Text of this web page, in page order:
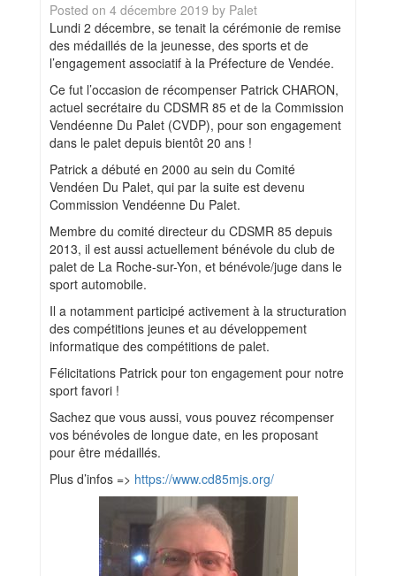
Posted on 4 décembre 2019 by Palet
Lundi 2 décembre, se tenait la cérémonie de remise
des médaillés de la jeunesse, des sports et de
l’engagement associatif à la Préfecture de Vendée.
Ce fut l’occasion de récompenser Patrick CHARON,
actuel secrétaire du CDSMR 85 et de la Commission
Vendéenne Du Palet (CVDP), pour son engagement
dans le palet depuis bientôt 20 ans !
Patrick a débuté en 2000 au sein du Comité
Vendéen Du Palet, qui par la suite est devenu
Commission Vendéenne Du Palet.
Membre du comité directeur du CDSMR 85 depuis
2013, il est aussi actuellement bénévole du club de
palet de La Roche-sur-Yon, et bénévole/juge dans le
sport automobile.
Il a notamment participé activement à la structuration
des compétitions jeunes et au développement
informatique des compétitions de palet.
Félicitations Patrick pour ton engagement pour notre
sport favori !
Sachez que vous aussi, vous pouvez récompenser
vos bénévoles de longue date, en les proposant
pour être médaillés.
Plus d’infos => https://www.cd85mjs.org/